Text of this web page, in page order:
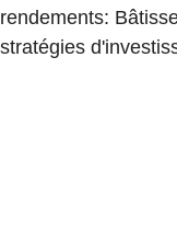
rendements:
stratégies